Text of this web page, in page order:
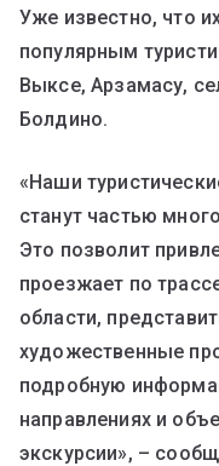
Уже известно, что
популярным
Выксе, Арзамасу,
Болдино.
«Наши
станут частью
Это позволит
проезжает по
области,
художественные
подробную
направлениях и
экскурсии», –